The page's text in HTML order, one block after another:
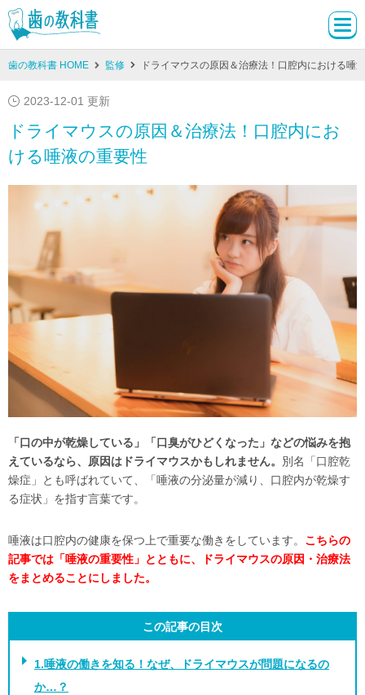
歯の教科書 HOME 監修 ドライマウスの原因＆治療法！口腔内における唾
2023-12-01 更新
ドライマウスの原因＆治療法！口腔内にお
ける唾液の重要性
「口の中が乾燥している」「口臭がひどくなった」などの悩みを抱
えているなら、原因はドライマウスかもしれません。 別名「口腔乾
燥症」とも呼ばれていて、「唾液の分泌量が減り、口腔内が乾燥す
る症状」を指す言葉です。
唾液は口腔内の健康を保つ上で重要な働きをしています。 こちらの
記事では「唾液の重要性」とともに、ドライマウスの原因・治療法
をまとめることにしました。
この記事の目次
1.唾液の働きを知る！なぜ、ドライマウスが問題になるの
か…？